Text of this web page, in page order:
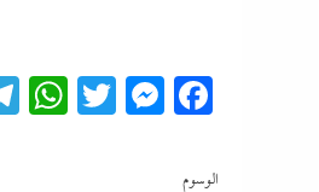
Facebook
الوسوم